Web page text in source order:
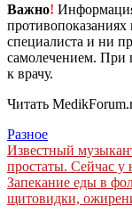
Важно!
специалиста и ни
самолечением. При
к врачу.
Читать
Разное
Навигация
по
записям
Известный
простаты. Сейчас у
Запекание еды в
щитовидки,